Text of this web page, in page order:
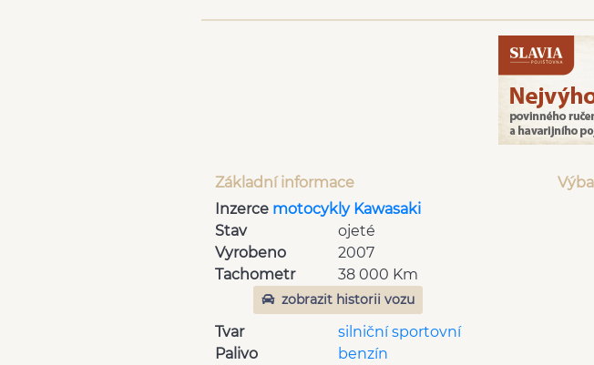
Základní informace
Inzerce motocykly Kawasaki
Stav
ojeté
Vyrobeno
2007
Tachometr
38 000 Km
zobrazit historii vozu
Tvar
silniční sportovní
Palivo
benzín